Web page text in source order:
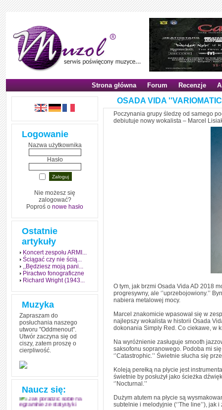
Strona główna Forum Recenzje
Logowanie
Nazwa użytkownika
Hasło
Nie możesz się
zalogować?
Poproś o nowe hasło
Ostatnie
artykuły
Koncert zespołu ARMI...
Ściągać czy nie ścią...
,,Będziesz moją pani...
Piractwo fonograficzne
Richard Wright (1943...
Muzyka
Zapraszam do
posłuchania naszego
utworu "Oddmenout".
Utwór zaczyna się od
ciszy, zatem proszę o
cierpliwość.
Naucz się:
Jak stworzyć fenomen
egzamin? Poznaj metody
Jak poradzić sobie na
egzaminie ze statystyki
OSADA VIDA
Poczynania grupy śledzę od samego
debiutuje nowy wokalista – Marcel
O tym, jak brzmi Osada Vida AD 2018
progresywny, ale ‘’uprzebojowiony.’’
nabiera metalowej mocy.
Marcel znakomicie wpasował się w
najlepszy wokalista w historii Osada
dokonania Simply Red. Co ciekawe, w
Na wyróżnienie zasługuje smooth
saksofonu sopranowego. Podoba mi się
‘’Catastrophic.’’ Świetnie słucha się
Koleją perełką na płycie jest
świetnie by posłużył jako ścieżka
‘’Nocturnal.’’
Dużym atutem na płycie są
subtelnie i melodyjnie (‘’The line’’), jak i